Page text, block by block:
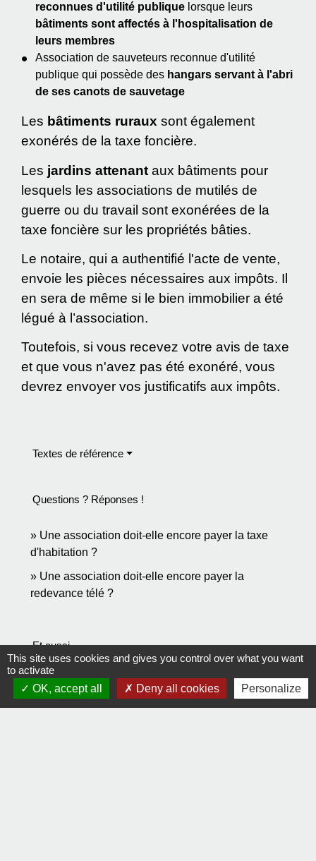
reconnues d'utilité publique lorsque leurs
bâtiments sont affectés à l'hospitalisation de
leurs membres
Association de sauveteurs reconnue d'utilité
publique qui possède des hangars servant à l'abri
de ses canots de sauvetage
Les bâtiments ruraux sont également
exonérés de la taxe foncière.
Les jardins attenant aux bâtiments pour
lesquels les associations de mutilés de
guerre ou du travail sont exonérées de la
taxe foncière sur les propriétés bâties.
Le notaire, qui a authentifié l'acte de vente,
envoie les pièces nécessaires aux impôts. Il
en sera de même si le bien immobilier a été
légué à l’association.
Toutefois, si vous recevez votre avis de taxe
et que vous n'avez pas été exonéré, vous
devrez envoyer vos justificatifs aux impôts.
Textes de référence
Questions ? Réponses !
Une association doit-elle encore payer la taxe
d'habitation ?
Une association doit-elle encore payer la
redevance télé ?
Et aussi
Taxe foncière sur les propriétés bâties (TFPB)
Argent - Impôts - Consommation
This site uses cookies and gives you control over what you want
to activate
OK, accept all
Deny all cookies Personalize